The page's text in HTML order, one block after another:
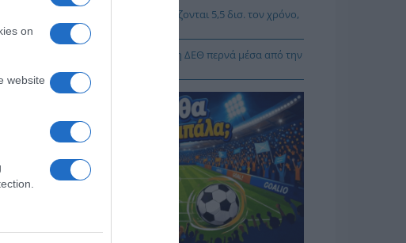
on
website
Λ. Κυρίζογλου: Οι δήμοι χρειάζονται 5,5 δισ. τον χρόνο,
για να μην «μπαίνουν μέσα»
Β. Κορκίδης: Ο δρόμος προς τη ΔΕΘ περνά μέσα από την
πραγματική οικονομία